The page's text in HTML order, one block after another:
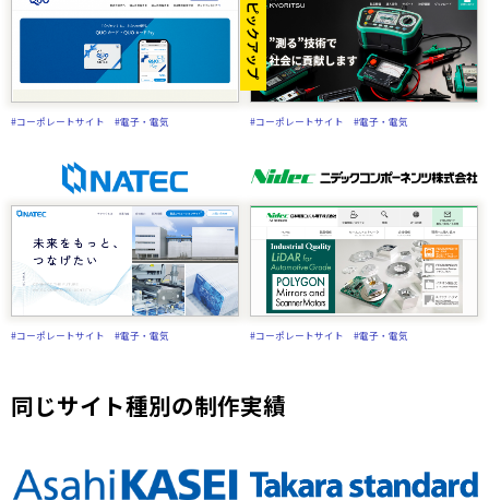
ピックアップ
#コーポレートサイト #電子・電気 #コーポレートサイト #電子・電気
#コーポレートサイト #電子・電気 #コーポレートサイト #電子・電気
同じサイト種別の制作実績